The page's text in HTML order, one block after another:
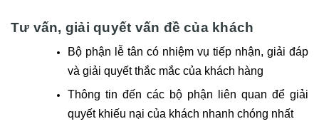
Tư vấn, giải quyết vấn đề của khách
Bộ phận lễ tân có nhiệm vụ tiếp nhận, giải đáp
và giải quyết thắc mắc của khách hàng
Thông tin đến các bộ phận liên quan để giải
quyết khiếu nại của khách nhanh chóng nhất